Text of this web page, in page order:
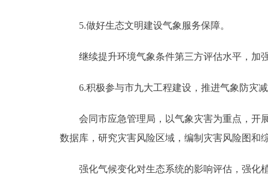
5.做好生态文明建设气象服务保障。
继续提升环境气象条件第三方评估水平，加
6.积极参与市九大工程建设，推进气象防灾减
会同市应急管理局，以气象灾害为重点，开展
数据库，研究灾害风险区域，编制灾害风险图和
强化气候变化对生态系统的影响评估，强化植